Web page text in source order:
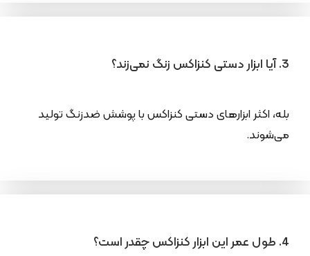
3. آیا ابزار دستی کنزاکس زنگ نمی‌زند؟
بله، اکثر ابزارهای دستی کنزاکس با پوشش ضدزنگ تولید
می‌شوند.
4. طول عمر این ابزار کنزاکس چقدر است؟